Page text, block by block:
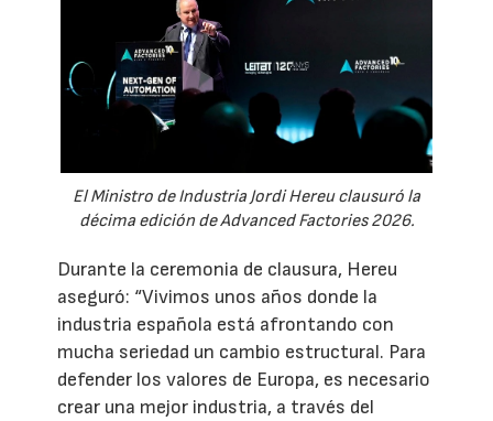
El Ministro de Industria Jordi Hereu clausuró la
décima edición de Advanced Factories 2026.
Durante la ceremonia de clausura, Hereu
aseguró: “Vivimos unos años donde la
industria española está afrontando con
mucha seriedad un cambio estructural. Para
defender los valores de Europa, es necesario
crear una mejor industria, a través del